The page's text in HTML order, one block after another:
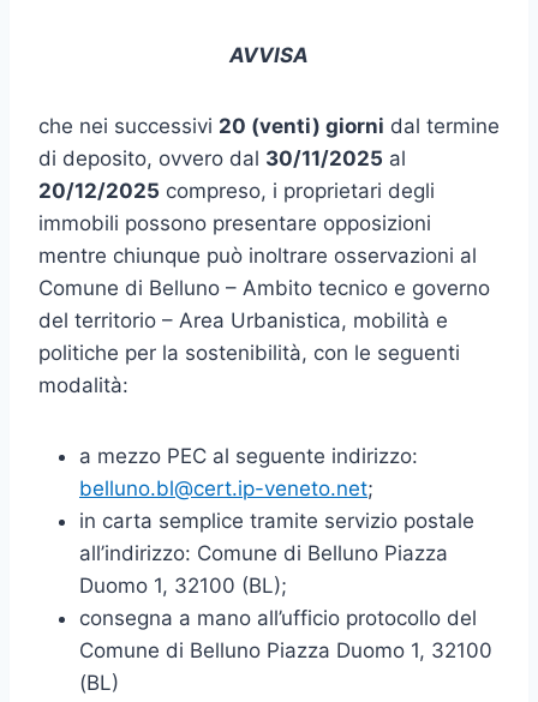
AVVISA
che nei successivi 20 (venti) giorni dal termine
di deposito, ovvero dal 30/11/2025 al
20/12/2025 compreso, i proprietari degli
immobili possono presentare opposizioni
mentre chiunque può inoltrare osservazioni al
Comune di Belluno – Ambito tecnico e governo
del territorio – Area Urbanistica, mobilità e
politiche per la sostenibilità, con le seguenti
modalità:
a mezzo PEC al seguente indirizzo:
belluno.bl@cert.ip-veneto.net;
in carta semplice tramite servizio postale
all’indirizzo: Comune di Belluno Piazza
Duomo 1, 32100 (BL);
consegna a mano all’ufficio protocollo del
Comune di Belluno Piazza Duomo 1, 32100
(BL)